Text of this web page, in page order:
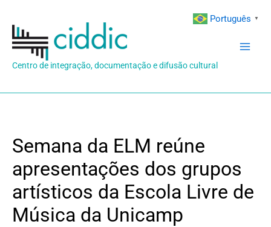
para
conteúdo
Centro de integração, documentação e difusão cultural
Semana da ELM reúne
apresentações dos grupos
artísticos da Escola Livre de
Música da Unicamp
Português ▼